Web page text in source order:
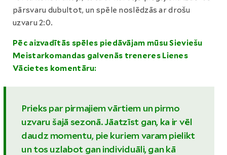
pārsvaru dubultot, un spēle noslēdzās ar drošu
uzvaru 2:0.
Pēc aizvadītās spēles piedāvājam mūsu Sieviešu
Meistarkomandas galvenās treneres Lienes
Vācietes komentāru:
Prieks par pirmajiem vārtiem un pirmo
uzvaru šajā sezonā. Jāatzīst gan, ka ir vēl
daudz momentu, pie kuriem varam pielikt
un tos uzlabot gan individuāli, gan kā